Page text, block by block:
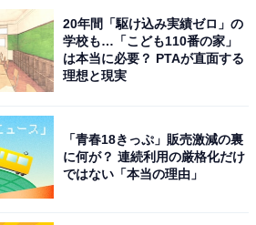
20年間「駆け込み実績ゼロ」の
学校も…「こども110番の家」
は本当に必要？ PTAが直面する
理想と現実
「青春18きっぷ」販売激減の裏
に何が？ 連続利用の厳格化だけ
ではない「本当の理由」